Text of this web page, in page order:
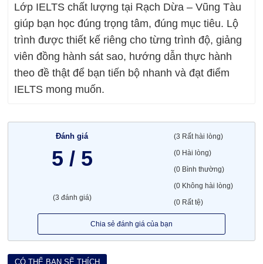
Lớp IELTS chất lượng tại Rạch Dừa – Vũng Tàu
giúp bạn học đúng trọng tâm, đúng mục tiêu. Lộ
trình được thiết kế riêng cho từng trình độ, giảng
viên đồng hành sát sao, hướng dẫn thực hành
theo đề thật để bạn tiến bộ nhanh và đạt điểm
IELTS mong muốn.
Đánh giá
5 / 5
(3 đánh giá)
(3 Rất hài lòng)
(0 Hài lòng)
(0 Bình thường)
(0 Không hài lòng)
(0 Rất tệ)
Chia sẻ đánh giá của bạn
CÓ THỂ BẠN SẼ THÍCH